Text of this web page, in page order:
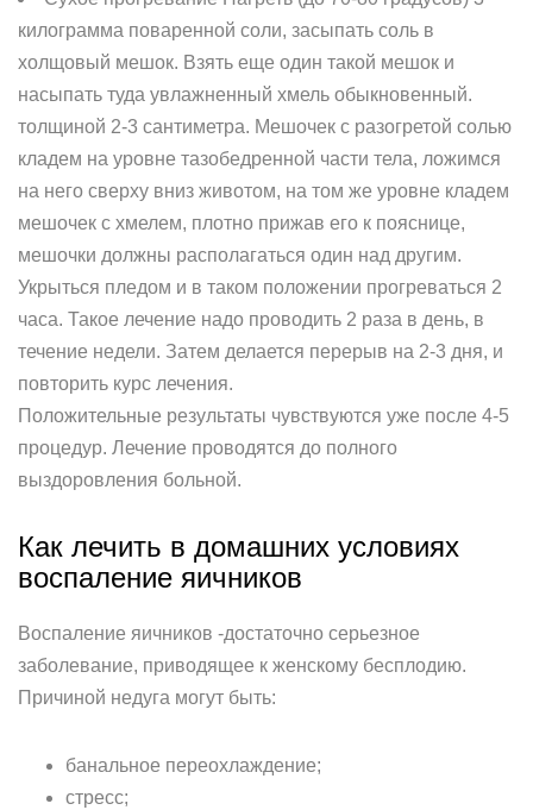
килограмма поваренной соли, засыпать соль в
холщовый мешок. Взять еще один такой мешок и
насыпать туда увлажненный хмель обыкновенный.
толщиной 2-3 сантиметра. Мешочек с разогретой солью
кладем на уровне тазобедренной части тела, ложимся
на него сверху вниз животом, на том же уровне кладем
мешочек с хмелем, плотно прижав его к пояснице,
мешочки должны располагаться один над другим.
Укрыться пледом и в таком положении прогреваться 2
часа. Такое лечение надо проводить 2 раза в день, в
течение недели. Затем делается перерыв на 2-3 дня, и
повторить курс лечения.
Положительные результаты чувствуются уже после 4-5
процедур. Лечение проводятся до полного
выздоровления больной.
Как лечить в домашних условиях
воспаление яичников
Воспаление яичников -достаточно серьезное
заболевание, приводящее к женскому бесплодию.
Причиной недуга могут быть:
банальное переохлаждение;
стресс;